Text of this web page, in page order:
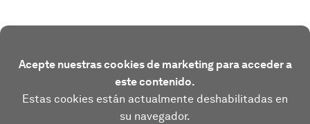
Acepte nuestras cookies de marketing para acceder a
este contenido.
Estas cookies están actualmente deshabilitadas en
su navegador.